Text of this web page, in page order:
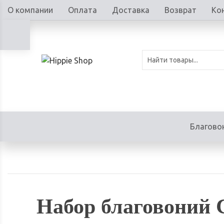
О компании Оплата Доставка Возврат
Набор благовоний